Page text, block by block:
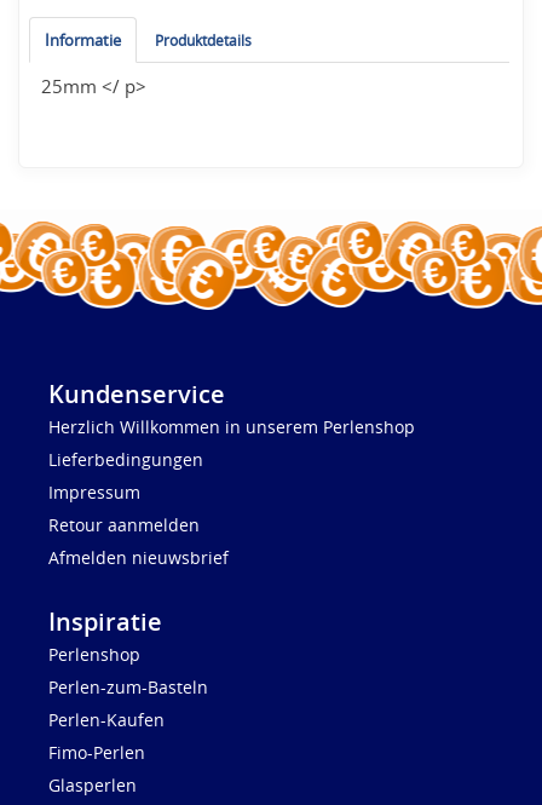
Informatie Produktdetails
25mm </ p>
Kundenservice
Herzlich Willkommen in unserem Perlenshop
Lieferbedingungen
Impressum
Retour aanmelden
Afmelden nieuwsbrief
Inspiratie
Perlenshop
Perlen-zum-Basteln
Perlen-Kaufen
Fimo-Perlen
Glasperlen